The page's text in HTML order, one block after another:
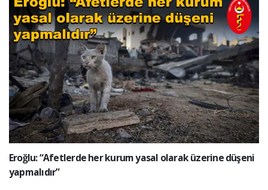
Eroğlu: “Afetlerde her kurum yasal olarak üzerine düşeni
yapmalıdır”